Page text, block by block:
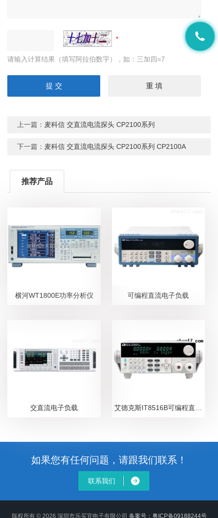
请输入计算结果（填写阿拉伯数字），如：三加四=7
上一篇： 麦科信 交直流电流探头 CP2100系列
下一篇： 麦科信 交直流电流探头 CP2100系列 CP2100A
推荐产品
横河WT1800E功率分析仪 可编程直流电子负载
交直流电子负载
如果您有任何问题，请跟我们联系！
联系我们
版权所有 © 2026 深圳市乐买宜电子有限公司 备案号：粤ICP备09188244号